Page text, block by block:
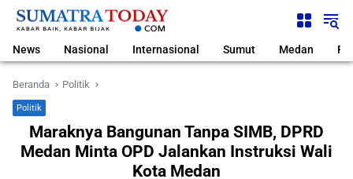
Langsung
News Nasional Internasional Sumut Medan
Beranda Politik
Politik
Maraknya Bangunan Tanpa SIMB, DPRD
Medan Minta OPD Jalankan Instruksi Wali
Kota Medan